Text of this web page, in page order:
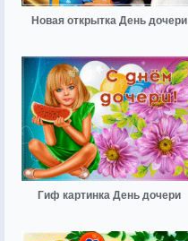
Новая открытка День дочери
Гиф картинка День дочери